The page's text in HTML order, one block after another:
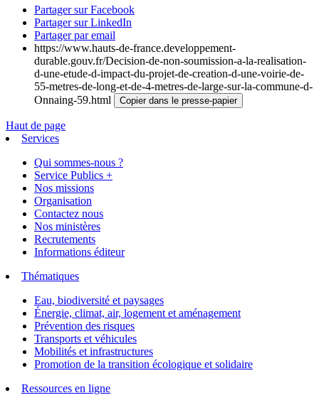
Partager sur Facebook
Partager sur LinkedIn
Partager par email
https://www.hauts-de-france.developpement-
durable.gouv.fr/Decision-de-non-soumission-a-la-realisation-
d-une-etude-d-impact-du-projet-de-creation-d-une-voirie-de-
55-metres-de-long-et-de-4-metres-de-large-sur-la-commune-d-
Onnaing-59.html
Copier dans le presse-papier
Haut de page
Services
Qui sommes-nous ?
Service Publics +
Nos missions
Organisation
Contactez nous
Nos ministères
Recrutements
Informations éditeur
Thématiques
Eau, biodiversité et paysages
Énergie, climat, air, logement et aménagement
Prévention des risques
Transports et véhicules
Mobilités et infrastructures
Promotion de la transition écologique et solidaire
Ressources en ligne